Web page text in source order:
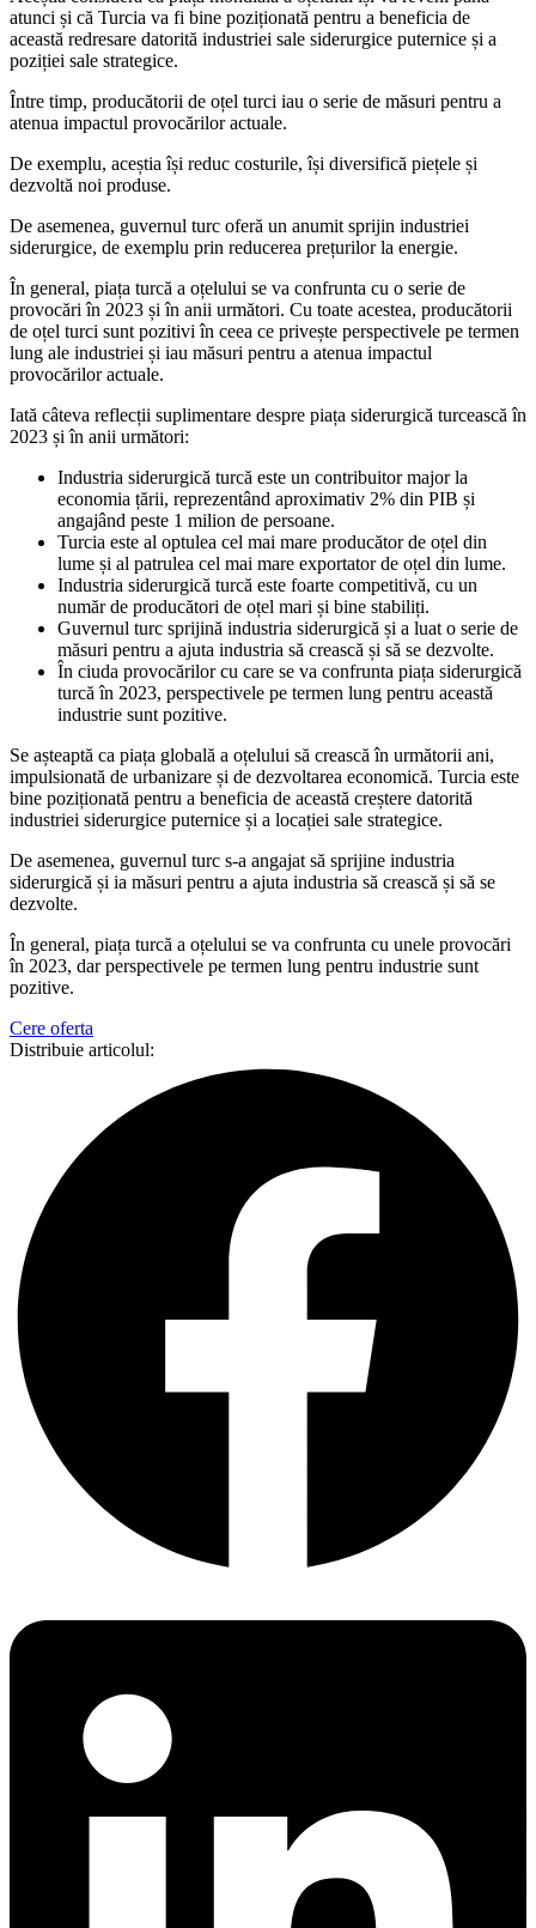
atunci și că Turcia va fi bine poziționată pentru a beneficia de
această redresare datorită industriei sale siderurgice puternice și a
poziției sale strategice.
Între timp, producătorii de oțel turci iau o serie de măsuri pentru a
atenua impactul provocărilor actuale.
De exemplu, aceștia își reduc costurile, își diversifică piețele și
dezvoltă noi produse.
De asemenea, guvernul turc oferă un anumit sprijin industriei
siderurgice, de exemplu prin reducerea prețurilor la energie.
În general, piața turcă a oțelului se va confrunta cu o serie de
provocări în 2023 și în anii următori. Cu toate acestea, producătorii
de oțel turci sunt pozitivi în ceea ce privește perspectivele pe termen
lung ale industriei și iau măsuri pentru a atenua impactul
provocărilor actuale.
Iată câteva reflecții suplimentare despre piața siderurgică turcească în
2023 și în anii următori:
Industria siderurgică turcă este un contribuitor major la
economia țării, reprezentând aproximativ 2% din PIB și
angajând peste 1 milion de persoane.
Turcia este al optulea cel mai mare producător de oțel din
lume și al patrulea cel mai mare exportator de oțel din lume.
Industria siderurgică turcă este foarte competitivă, cu un
număr de producători de oțel mari și bine stabiliți.
Guvernul turc sprijină industria siderurgică și a luat o serie de
măsuri pentru a ajuta industria să crească și să se dezvolte.
În ciuda provocărilor cu care se va confrunta piața siderurgică
turcă în 2023, perspectivele pe termen lung pentru această
industrie sunt pozitive.
Se așteaptă ca piața globală a oțelului să crească în următorii ani,
impulsionată de urbanizare și de dezvoltarea economică. Turcia este
bine poziționată pentru a beneficia de această creștere datorită
industriei siderurgice puternice și a locației sale strategice.
De asemenea, guvernul turc s-a angajat să sprijine industria
siderurgică și ia măsuri pentru a ajuta industria să crească și să se
dezvolte.
În general, piața turcă a oțelului se va confrunta cu unele provocări
în 2023, dar perspectivele pe termen lung pentru industrie sunt
pozitive.
Cere oferta
Distribuie articolul: